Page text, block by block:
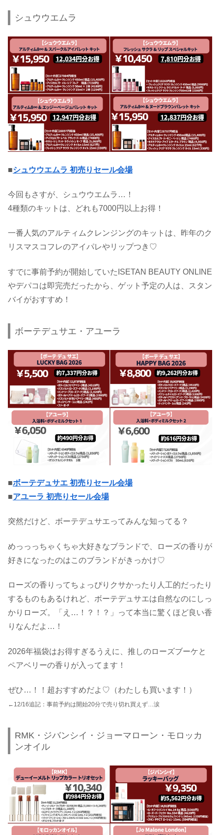
シュウウエムラ
■シュウウエムラ 初売りセール会場
今回もさすが、シュウウエムラ…！
4種類のキットは、どれも7000円以上お得！
一番人気のアルティムクレンジングのキットは、昨年のク
リスマスコフレのアイパレやリップつき♡
すでに事前予約が開始していたISETAN BEAUTY ONLINE
やデパコは即完売だったから、ゲット予定の人は、スタン
バイがおすすめ！
ボーテデュサエ・アユーラ
■ボーテデュサエ 初売りセール会場
■アユーラ 初売りセール会場
突然だけど、ボーテデュサエってみんな知ってる？
めっっっちゃくちゃ大好きなブランドで、ローズの香りが
好きになったのはこのブランドがきっかけ♡
ローズの香りってちょっぴりクサかったり人工的だったり
するものもあるけれど、ボーテデュサエは自然なのにしっ
かりローズ。「え…！？！？」って本当に驚くほど良い香
りなんだよ…！
2026年福袋はお得すぎるうえに、推しのローズブーケと
ペアベリーの香りが入ってます！
ぜひ…！！超おすすめだよ♡（わたしも買います！）
←12/16追記：事前予約は開始20分で売り切れ買えず…涙
RMK・ジバンシイ・ジョーマローン・モロッカ
ンオイル